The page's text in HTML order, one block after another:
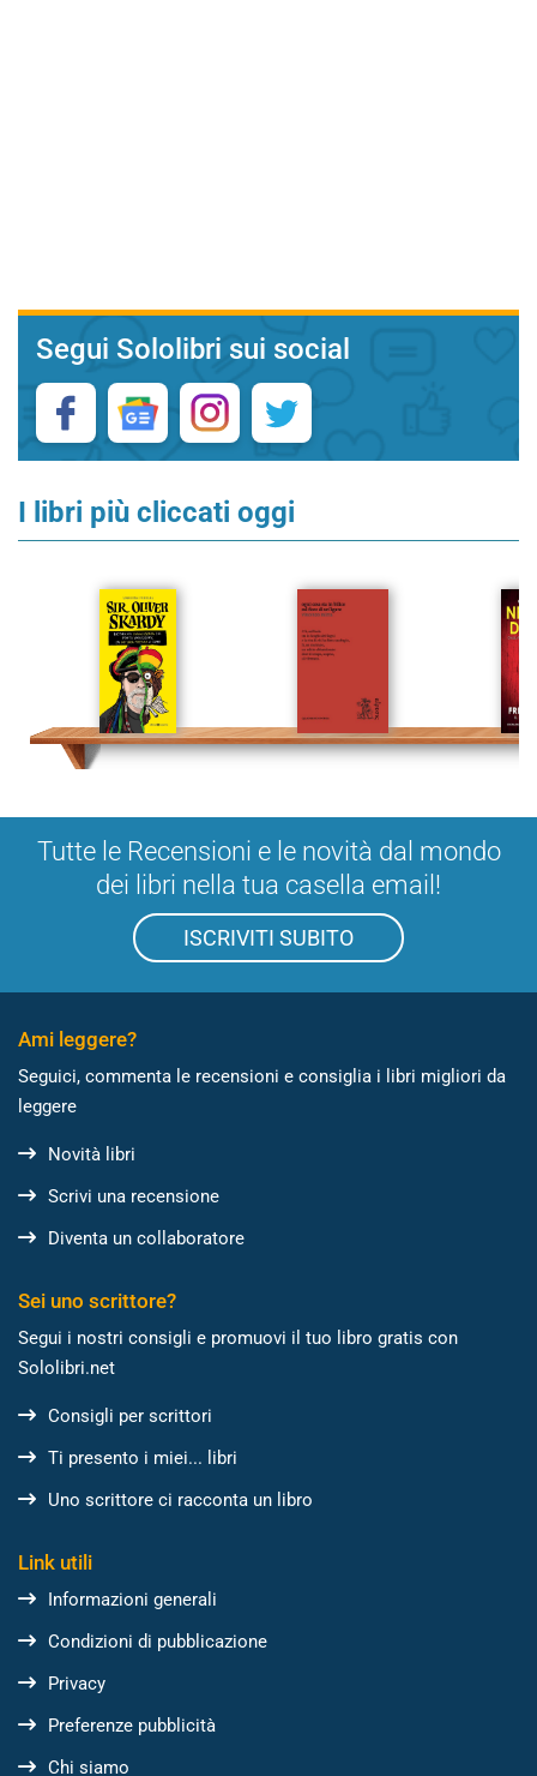
Segui Sololibri sui social
I libri più cliccati oggi
Tutte le Recensioni e le novità dal mondo
dei libri nella tua casella email!
ISCRIVITI SUBITO
Ami leggere?
Seguici, commenta le recensioni e consiglia i libri migliori da
leggere
Novità libri
Scrivi una recensione
Diventa un collaboratore
Sei uno scrittore?
Segui i nostri consigli e promuovi il tuo libro gratis con
Sololibri.net
Consigli per scrittori
Ti presento i miei... libri
Uno scrittore ci racconta un libro
Link utili
Informazioni generali
Condizioni di pubblicazione
Privacy
Preferenze pubblicità
Chi siamo